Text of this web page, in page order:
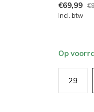
€69,99
Incl. btw
Op
29